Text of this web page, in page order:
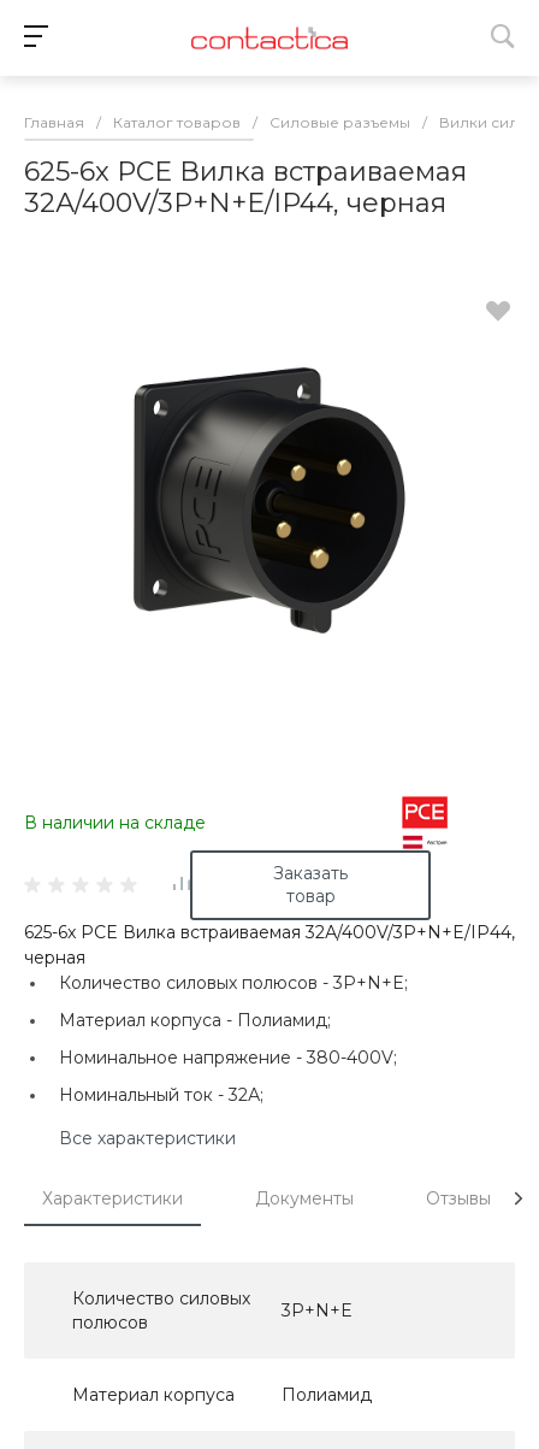
Главная / Каталог товаров / Силовые разъемы / Вилки
625-6x PCE Вилка встраиваемая
32А/400V/3P+N+E/IP44, черная
В наличии на складе
Заказать
товар
625-6x PCE Вилка встраиваемая 32А/400V/3P+N+E/IP44,
черная
Количество силовых полюсов - 3P+N+E;
Материал корпуса - Полиамид;
Номинальное напряжение - 380-400V;
Номинальный ток - 32А;
Все характеристики
Характеристики Документы Отзывы
Количество силовых
полюсов
3P+N+E
Материал корпуса Полиамид